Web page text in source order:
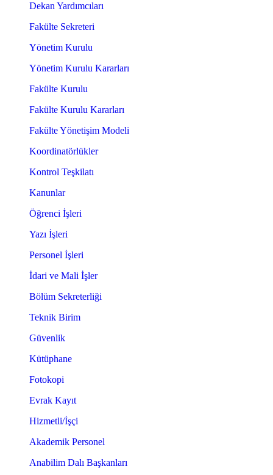
Dekan Yardımcıları
Fakülte Sekreteri
Yönetim Kurulu
Yönetim Kurulu Kararları
Fakülte Kurulu
Fakülte Kurulu Kararları
Fakülte Yönetişim Modeli
Koordinatörlükler
Kontrol Teşkilatı
Kanunlar
Öğrenci İşleri
Yazı İşleri
Personel İşleri
İdari ve Mali İşler
Bölüm Sekreterliği
Teknik Birim
Güvenlik
Kütüphane
Fotokopi
Evrak Kayıt
Hizmetli/İşçi
Akademik Personel
Anabilim Dalı Başkanları